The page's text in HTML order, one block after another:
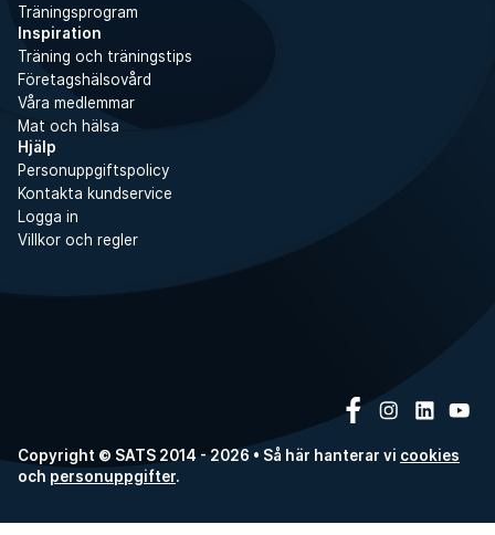
Träningsprogram
Inspiration
Träning och träningstips
Företagshälsovård
Våra medlemmar
Mat och hälsa
Hjälp
Personuppgiftspolicy
Kontakta kundservice
Logga in
Villkor och regler
Copyright © SATS 2014 - 2026 • Så här hanterar vi cookies
och personuppgifter.